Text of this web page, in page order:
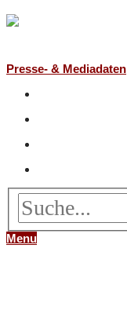
Presse- & Mediadaten
Menu